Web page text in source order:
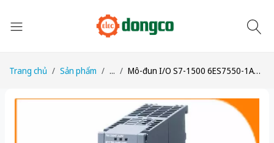
Trang chủ Sản phẩm ... Mô-đun I/O S7-1500 6ES7550-1AA01-0AB0